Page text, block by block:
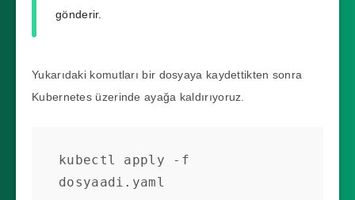
gönderir.
Yukarıdaki komutları bir dosyaya kaydettikten sonra
Kubernetes üzerinde ayağa kaldırıyoruz.
kubectl apply -f
dosyaadi.yaml